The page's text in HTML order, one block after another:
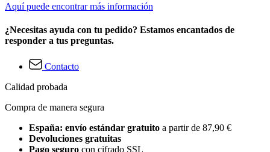
Aquí puede encontrar más información
¿Necesitas ayuda con tu pedido? Estamos encantados de
responder a tus preguntas.
Contacto
Calidad probada
Compra de manera segura
España: envío estándar gratuito a partir de 87,90 €
Devoluciones gratuitas
Pago seguro con cifrado SSL